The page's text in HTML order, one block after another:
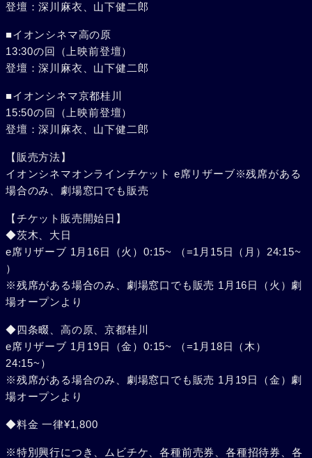
登壇：深川麻衣、山下健二郎
■イオンシネマ高の原
13:30の回（上映前登壇）
登壇：深川麻衣、山下健二郎
■イオンシネマ京都桂川
15:50の回（上映前登壇）
登壇：深川麻衣、山下健二郎
【販売方法】
イオンシネマオンラインチケット e席リザーブ※残席がある
場合のみ、劇場窓口でも販売
【チケット販売開始日】
◆茨木、大日
e席リザーブ 1月16日（火）0:15~ （=1月15日（月）24:15~
）
※残席がある場合のみ、劇場窓口でも販売 1月16日（火）劇
場オープンより
◆四条畷、高の原、京都桂川
e席リザーブ 1月19日（金）0:15~ （=1月18日（木）
24:15~）
※残席がある場合のみ、劇場窓口でも販売 1月19日（金）劇
場オープンより
◆料金 一律¥1,800
※特別興行につき、ムビチケ、各種前売券、各種招待券、各